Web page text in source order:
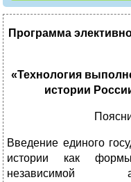
Программа
«Технология
истории
Введение единого
истории как формы
независимой